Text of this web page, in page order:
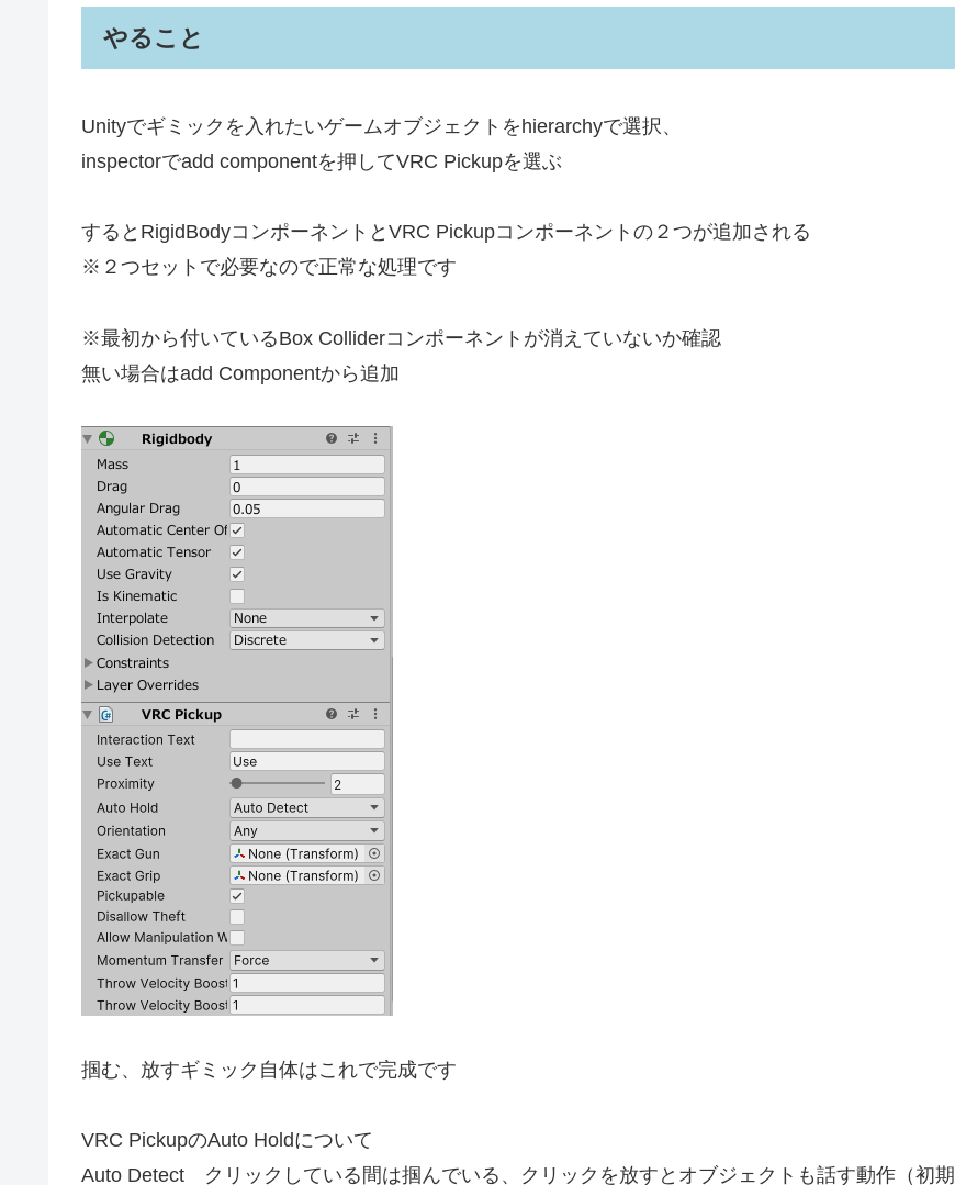
やること
Unityでギミックを入れたいゲームオブジェクトをhierarchyで選択、
inspectorでadd componentを押してVRC Pickupを選ぶ
するとRigidBodyコンポーネントとVRC Pickupコンポーネントの２つが追加される
※２つセットで必要なので正常な処理です
※最初から付いているBox Colliderコンポーネントが消えていないか確認
無い場合はadd Componentから追加
掴む、放すギミック自体はこれで完成です
VRC PickupのAuto Holdについて
Auto Detect クリックしている間は掴んでいる、クリックを放すとオブジェクトも話す動作（初期